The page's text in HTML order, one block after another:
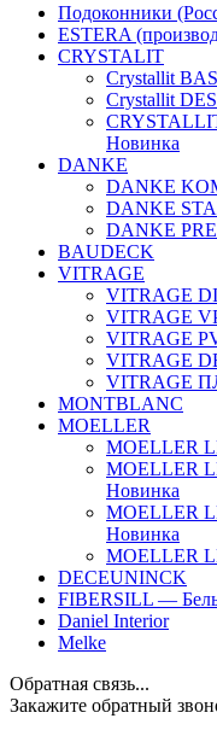
Подоконники
ESTERA
CRYSTALIT
Crystallit
Crystallit
Новинка
DANKE
DANKE
DANKE
DANKE
BAUDECK
VITRAGE
VITRAGE
VITRAGE
VITRAGE
VITRAGE
VITRAGE
MONTBLANC
MOELLER
MOELLER
MOELLER
Новинка
MOELLER
Новинка
MOELLER
DECEUNINCK
FIBERSILL —
Daniel Interior
Melke
Обратная связь...
Закажите обратный